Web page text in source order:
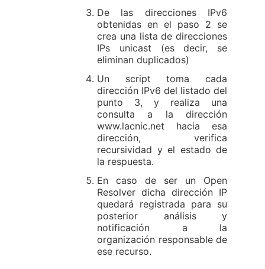
De las direcciones IPv6
obtenidas en el paso 2 se
crea una lista de direcciones
IPs unicast (es decir, se
eliminan duplicados)
Un script toma cada
dirección IPv6 del listado del
punto 3, y realiza una
consulta a la dirección
www.lacnic.net hacia esa
dirección, verifica
recursividad y el estado de
la respuesta.
En caso de ser un Open
Resolver dicha dirección IP
quedará registrada para su
posterior análisis y
notificación a la
organización responsable de
ese recurso.